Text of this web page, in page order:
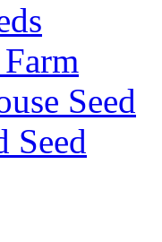
Seed
Seed